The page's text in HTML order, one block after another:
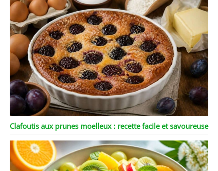
Clafoutis aux prunes moelleux : recette facile et savoureuse